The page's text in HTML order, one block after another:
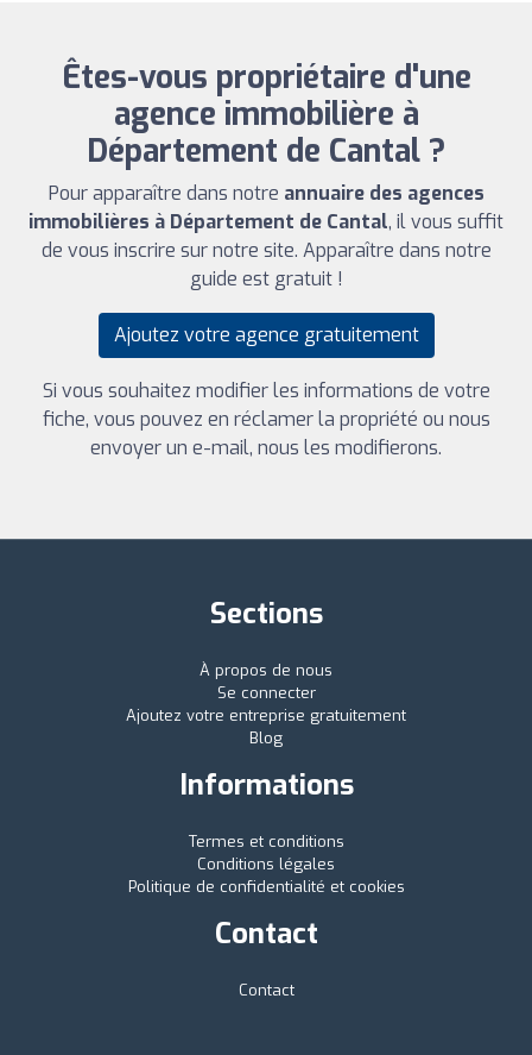
Êtes-vous propriétaire d'une
agence immobilière à
Département de Cantal ?
Pour apparaître dans notre annuaire des agences
immobilières à Département de Cantal, il vous suffit
de vous inscrire sur notre site. Apparaître dans notre
guide est gratuit !
Ajoutez votre agence gratuitement
Si vous souhaitez modifier les informations de votre
fiche, vous pouvez en réclamer la propriété ou nous
envoyer un e-mail, nous les modifierons.
Sections
À propos de nous
Se connecter
Ajoutez votre entreprise gratuitement
Blog
Informations
Termes et conditions
Conditions légales
Politique de confidentialité et cookies
Contact
Contact